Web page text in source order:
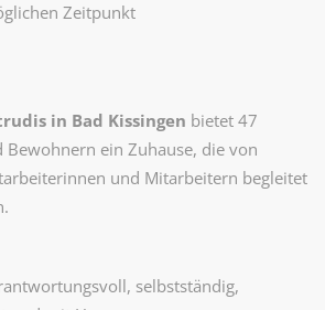
Zeitpunkt
in Bad Kissingen bietet 47
ein Zuhause, die von
und Mitarbeitern begleitet
selbstständig,